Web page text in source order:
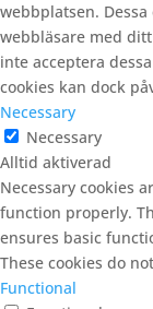
webbplatsen.
webbläsare med
inte acceptera
cookies kan dock
Necessary
Necessary
Alltid aktiverad
Necessary cookies
function properly.
ensures basic
These cookies do
Functional